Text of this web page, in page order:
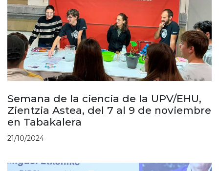
Semana de la ciencia de la UPV/EHU,
Zientzia Astea, del 7 al 9 de noviembre
en Tabakalera
21/10/2024